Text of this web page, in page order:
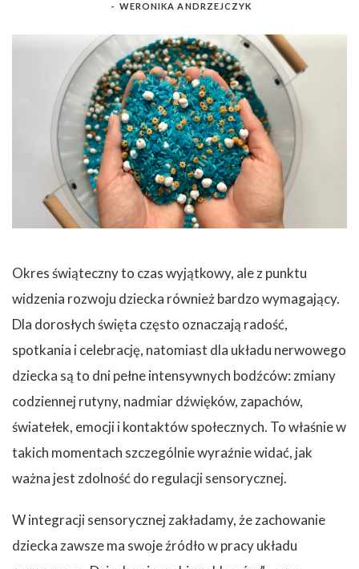
- WERONIKA ANDRZEJCZYK
Okres świąteczny to czas wyjątkowy, ale z punktu
widzenia rozwoju dziecka również bardzo wymagający.
Dla dorosłych święta często oznaczają radość,
spotkania i celebrację, natomiast dla układu nerwowego
dziecka są to dni pełne intensywnych bodźców: zmiany
codziennej rutyny, nadmiar dźwięków, zapachów,
światełek, emocji i kontaktów społecznych. To właśnie w
takich momentach szczególnie wyraźnie widać, jak
ważna jest zdolność do regulacji sensorycznej.
W integracji sensorycznej zakładamy, że zachowanie
dziecka zawsze ma swoje źródło w pracy układu